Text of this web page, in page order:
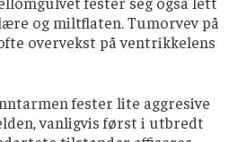
og miltflaten. Tumorvev på
overvekst på ventrikkelens
fester lite aggresive
vanligvis først i utbredt